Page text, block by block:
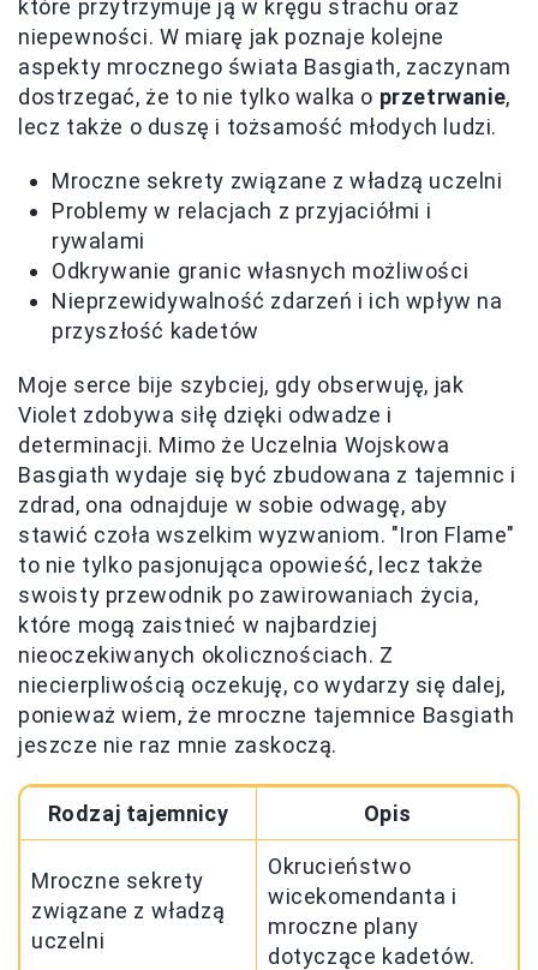
które przytrzymuje ją w kręgu strachu oraz
niepewności. W miarę jak poznaje kolejne
aspekty mrocznego świata Basgiath, zaczynam
dostrzegać, że to nie tylko walka o przetrwanie,
lecz także o duszę i tożsamość młodych ludzi.
Mroczne sekrety związane z władzą uczelni
Problemy w relacjach z przyjaciółmi i
rywalami
Odkrywanie granic własnych możliwości
Nieprzewidywalność zdarzeń i ich wpływ na
przyszłość kadetów
Moje serce bije szybciej, gdy obserwuję, jak
Violet zdobywa siłę dzięki odwadze i
determinacji. Mimo że Uczelnia Wojskowa
Basgiath wydaje się być zbudowana z tajemnic i
zdrad, ona odnajduje w sobie odwagę, aby
stawić czoła wszelkim wyzwaniom. "Iron Flame"
to nie tylko pasjonująca opowieść, lecz także
swoisty przewodnik po zawirowaniach życia,
które mogą zaistnieć w najbardziej
nieoczekiwanych okolicznościach. Z
niecierpliwością oczekuję, co wydarzy się dalej,
ponieważ wiem, że mroczne tajemnice Basgiath
jeszcze nie raz mnie zaskoczą.
Rodzaj tajemnicy Opis
Mroczne sekrety
związane z władzą
uczelni
Okrucieństwo
wicekomendanta i
mroczne plany
dotyczące kadetów.